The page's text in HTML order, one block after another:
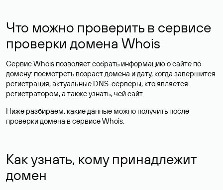
Что можно проверить в сервисе
проверки домена Whois
Сервис Whois позволяет собрать информацию о сайте по
домену: посмотреть возраст домена и дату, когда завершится
регистрация, актуальные DNS-серверы, кто является
регистратором, а также узнать, чей сайт.
Ниже разбираем, какие данные можно получить после
проверки домена в сервисе Whois.
Как узнать, кому принадлежит
домен